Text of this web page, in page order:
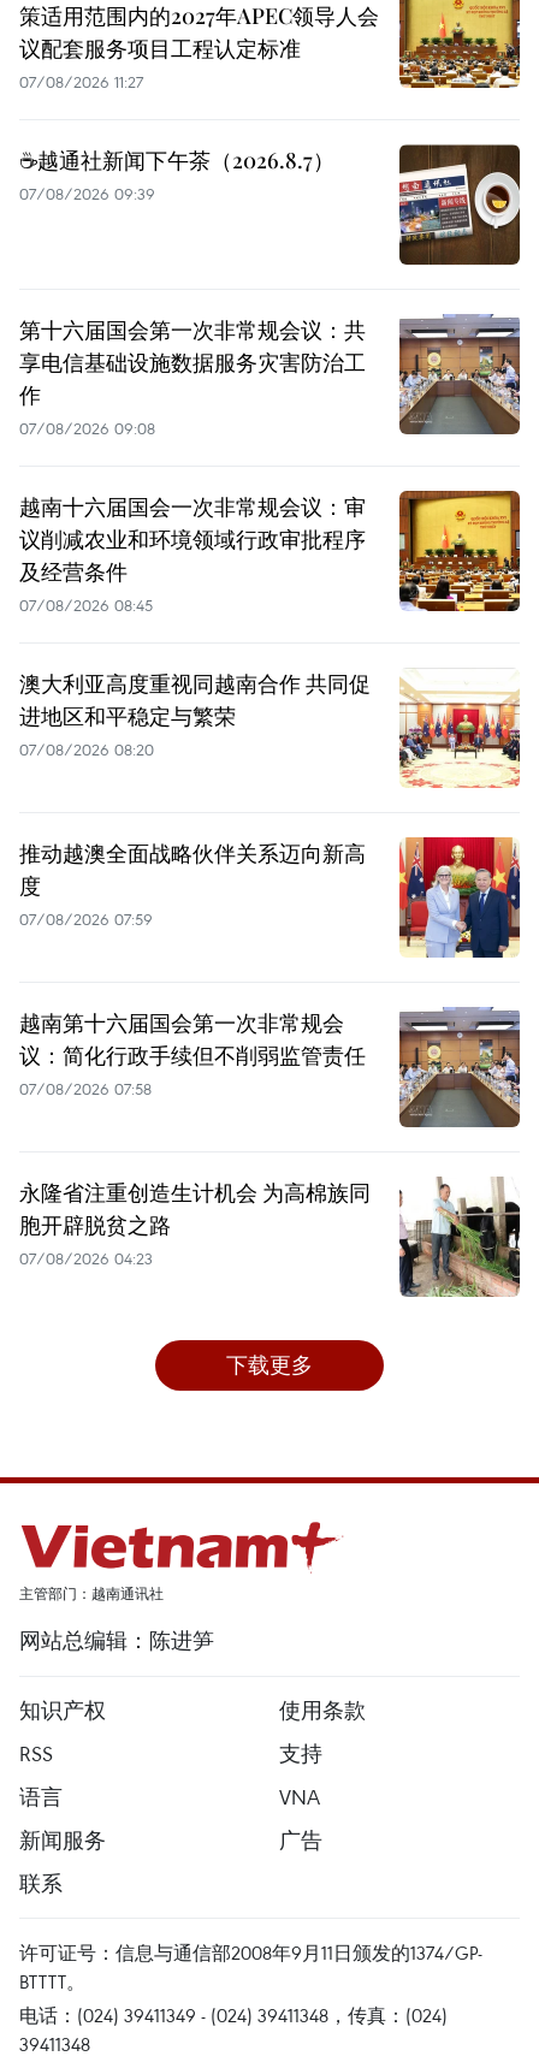
策适用范围内的2027年APEC领导人会
议配套服务项目工程认定标准
07/08/2026 11:27
☕️越通社新闻下午茶（2026.8.7）
07/08/2026 09:39
第十六届国会第一次非常规会议：共
享电信基础设施数据服务灾害防治工
作
07/08/2026 09:08
越南十六届国会一次非常规会议：审
议削减农业和环境领域行政审批程序
及经营条件
07/08/2026 08:45
澳大利亚高度重视同越南合作 共同促
进地区和平稳定与繁荣
07/08/2026 08:20
推动越澳全面战略伙伴关系迈向新高
度
07/08/2026 07:59
越南第十六届国会第一次非常规会
议：简化行政手续但不削弱监管责任
07/08/2026 07:58
永隆省注重创造生计机会 为高棉族同
胞开辟脱贫之路
07/08/2026 04:23
下载更多
主管部门：越南通讯社
网站总编辑：陈进笋
知识产权
使用条款
RSS
支持
语言
VNA
新闻服务
广告
联系
许可证号：信息与通信部2008年9月11日颁发的1374/GP-
BTTTT。
电话：(024) 39411349 - (024) 39411348，传真：(024)
39411348